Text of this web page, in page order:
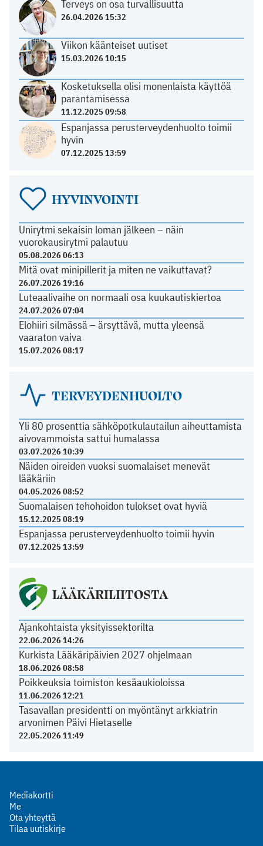
Terveys on osa turvallisuutta
26.04.2026 15:32
Viikon käänteiset uutiset
15.03.2026 10:15
Kosketuksella olisi monenlaista käyttöä
parantamisessa
11.12.2025 09:58
Espanjassa perusterveydenhuolto toimii
hyvin
07.12.2025 13:59
HYVINVOINTI
Unirytmi sekaisin loman jälkeen – näin
vuorokausirytmi palautuu
05.08.2026 06:13
Mitä ovat minipillerit ja miten ne vaikuttavat?
26.07.2026 19:16
Luteaalivaihe on normaali osa kuukautiskiertoa
24.07.2026 07:04
Elohiiri silmässä – ärsyttävä, mutta yleensä
vaaraton vaiva
15.07.2026 08:17
TERVEYDENHUOLTO
Yli 80 prosenttia sähköpotkulautailun aiheuttamista
aivovammoista sattui humalassa
03.07.2026 10:39
Näiden oireiden vuoksi suomalaiset menevät
lääkäriin
04.05.2026 08:52
Suomalaisen tehohoidon tulokset ovat hyviä
15.12.2025 08:19
Espanjassa perusterveydenhuolto toimii hyvin
07.12.2025 13:59
LÄÄKÄRILIITOSTA
Ajankohtaista yksityissektorilta
22.06.2026 14:26
Kurkista Lääkäripäivien 2027 ohjelmaan
18.06.2026 08:58
Poikkeuksia toimiston kesäaukioloissa
11.06.2026 12:21
Tasavallan presidentti on myöntänyt arkkiatrin
arvonimen Päivi Hietaselle
22.05.2026 11:49
Mediakortti
Me
Ota yhteyttä
Tilaa uutiskirje